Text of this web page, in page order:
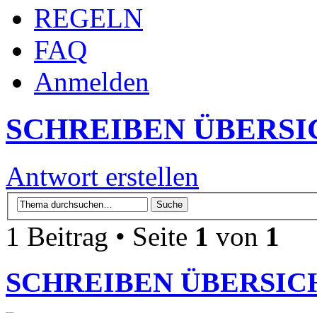
REGELN
FAQ
Anmelden
SCHREIBEN
Antwort erstellen
1 Beitrag • Seite 1 von 1
SCHREIBEN